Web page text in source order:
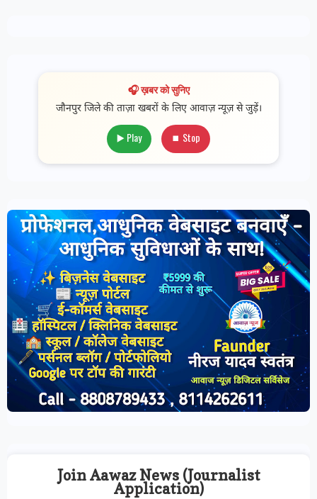
🎧 ख़बर को सुनिए
जौनपुर जिले की ताज़ा खबरों के लिए आवाज़ न्यूज़ से जुड़ें।
▶️ Play ⏹ Stop
Join Aawaz News (Journalist
Application)